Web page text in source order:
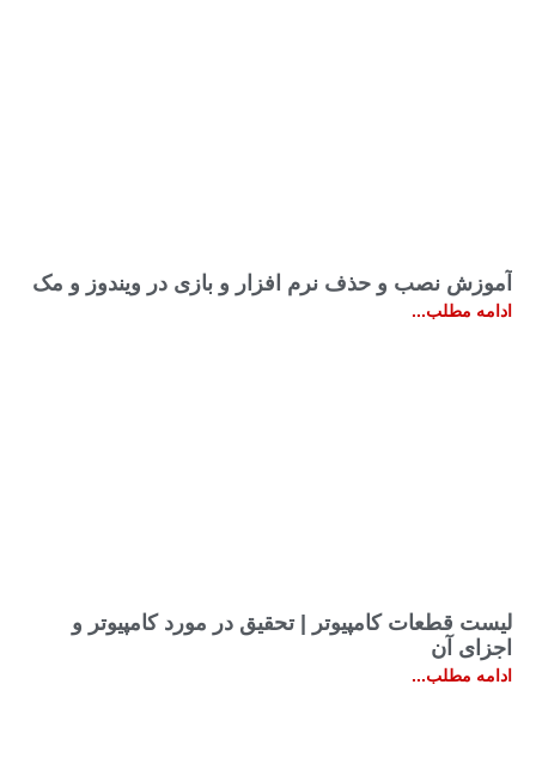
آموزش نصب و حذف نرم افزار و بازی در ویندوز و مک
ادامه مطلب...
لیست قطعات کامپیوتر | تحقیق در مورد کامپیوتر و
اجزای آن
ادامه مطلب...